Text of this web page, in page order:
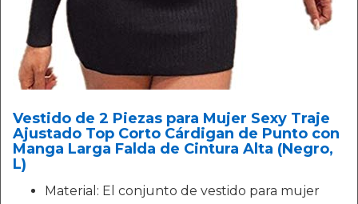
Vestido de 2 Piezas para Mujer Sexy Traje
Ajustado Top Corto Cárdigan de Punto con
Manga Larga Falda de Cintura Alta (Negro,
L)
Material: El conjunto de vestido para mujer